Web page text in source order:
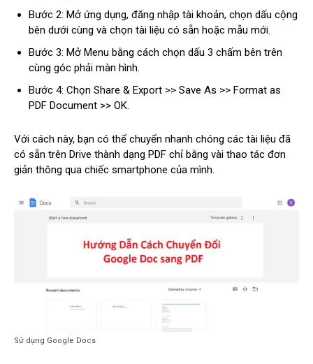
Bước 2: Mở ứng dụng, đăng nhập tài khoản, chọn dấu cộng
bên dưới cùng và chọn tài liệu có sẵn hoặc mẫu mới.
Bước 3: Mở Menu bằng cách chọn dấu 3 chấm bên trên
cùng góc phải màn hình.
Bước 4: Chọn Share & Export >> Save As >> Format as
PDF Document >> OK.
Với cách này, bạn có thể chuyển nhanh chóng các tài liệu đã
có sẵn trên Drive thành dạng PDF chỉ bằng vài thao tác đơn
giản thông qua chiếc smartphone của mình.
Sử dụng Google Docs